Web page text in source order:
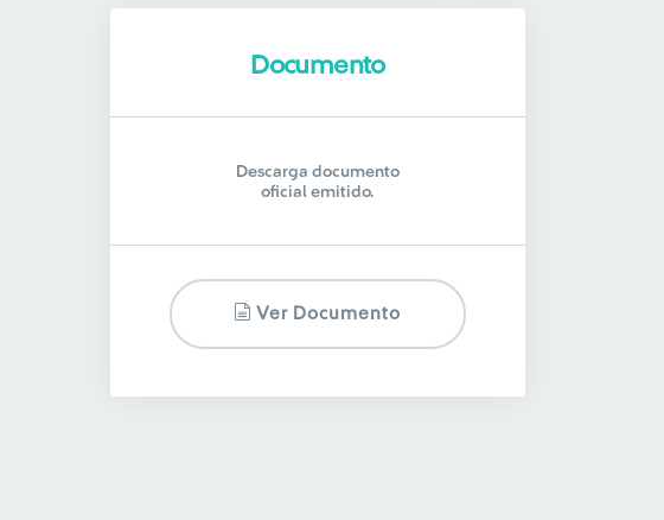
Documento
Descarga documento
oficial emitido.
Ver Documento